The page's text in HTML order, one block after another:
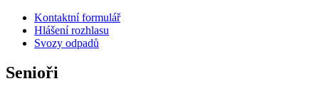
Kontaktní formulář
Hlášení rozhlasu
Svozy odpadů
Senioři